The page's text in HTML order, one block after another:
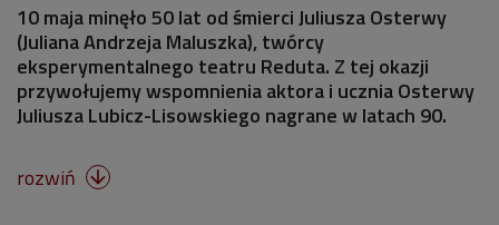
10 maja minęło 50 lat od śmierci Juliusza Osterwy
(Juliana Andrzeja Maluszka), twórcy
eksperymentalnego teatru Reduta. Z tej okazji
przywołujemy wspomnienia aktora i ucznia Osterwy
Juliusza Lubicz-Lisowskiego nagrane w latach 90.
rozwiń 